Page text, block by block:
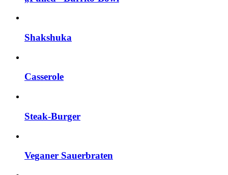
Shakshuka
Casserole
Steak-Burger
Veganer Sauerbraten